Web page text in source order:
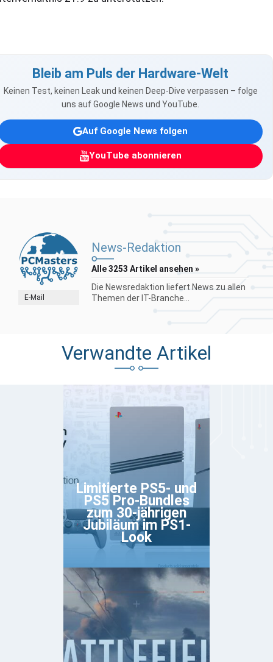
Bleib am Puls der Hardware-Welt
Keinen Test, keinen Leak und keinen Deep-Dive verpassen – folge
uns auf Google News und YouTube.
Auf Google News folgen
YouTube abonnieren
E-Mail
News-Redaktion
Alle 3253 Artikel ansehen »
Die Newsredaktion liefert News zu allen
Themen der IT-Branche...
Verwandte Artikel
Limitierte PS5- und
PS5 Pro-Bundles
zum 30-jährigen
Jubiläum im PS1-
Look